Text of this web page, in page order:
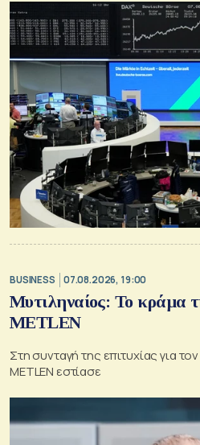
BUSINESS 07.08.2026, 19:00
Μυτιληναίος: Το κράμα
METLEN
Στη συνταγή της επιτυχίας για
METLEN εστίασε